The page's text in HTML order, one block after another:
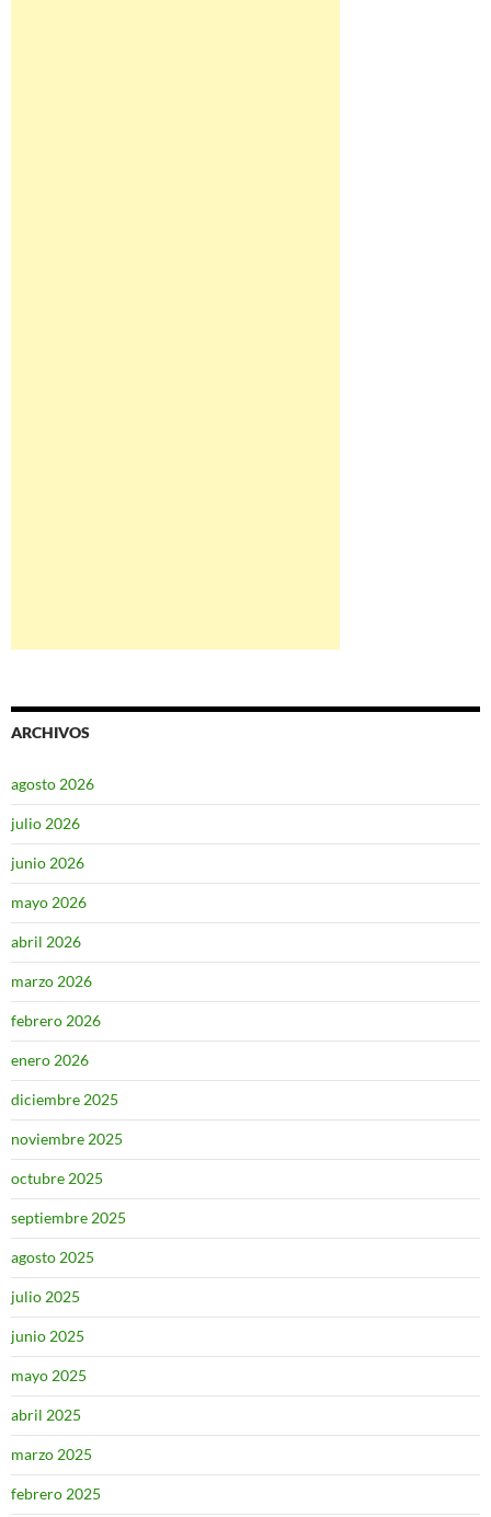
ARCHIVOS
agosto 2026
julio 2026
junio 2026
mayo 2026
abril 2026
marzo 2026
febrero 2026
enero 2026
diciembre 2025
noviembre 2025
octubre 2025
septiembre 2025
agosto 2025
julio 2025
junio 2025
mayo 2025
abril 2025
marzo 2025
febrero 2025